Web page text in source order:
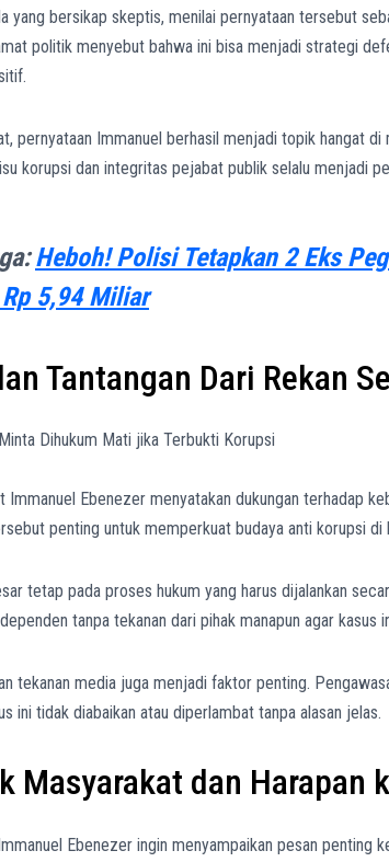
yang bersikap skeptis, menilai pernyataan tersebut
politik menyebut bahwa ini bisa menjadi strategi
pernyataan Immanuel berhasil menjadi topik hangat
korupsi dan integritas pejabat publik selalu menjadi
Heboh! Polisi Tetapkan 2 Eks
5,94 Miliar
Tantangan Dari Rekan
Immanuel Ebenezer menyatakan dukungan terhadap
penting untuk memperkuat budaya anti korupsi di
tetap pada proses hukum yang harus dijalankan
tanpa tekanan dari pihak manapun agar kasus
tekanan media juga menjadi faktor penting.
ini tidak diabaikan atau diperlambat tanpa alasan jelas.
Masyarakat dan Harapan
Ebenezer ingin menyampaikan pesan penting